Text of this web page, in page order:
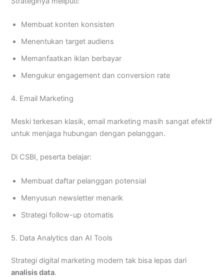
Membuat konten konsisten
Menentukan target audiens
Memanfaatkan iklan berbayar
Mengukur engagement dan conversion rate
4. Email Marketing
Meski terkesan klasik, email marketing masih sangat efektif
untuk menjaga hubungan dengan pelanggan.
Di CSBI, peserta belajar:
Membuat daftar pelanggan potensial
Menyusun newsletter menarik
Strategi follow-up otomatis
5. Data Analytics dan AI Tools
Strategi digital marketing modern tak bisa lepas dari
analisis data.